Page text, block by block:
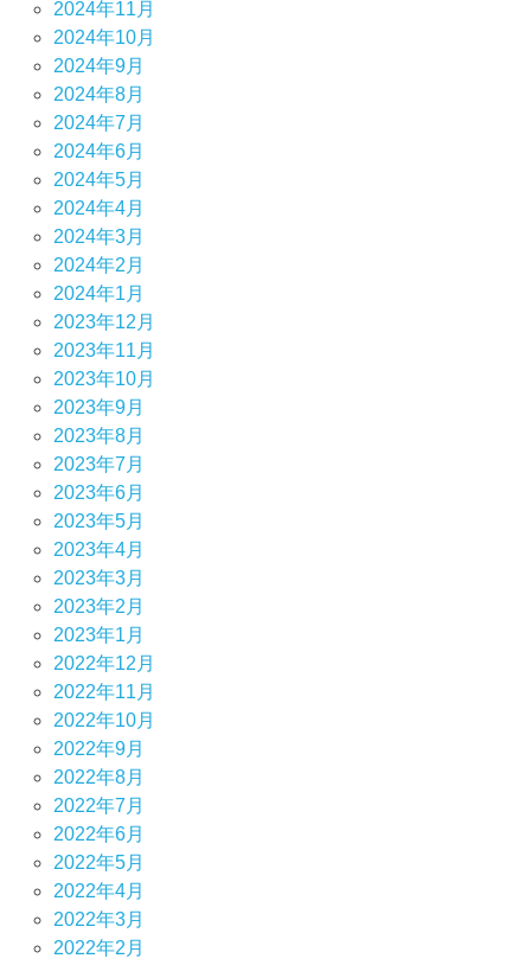
2024年11月
2024年10月
2024年9月
2024年8月
2024年7月
2024年6月
2024年5月
2024年4月
2024年3月
2024年2月
2024年1月
2023年12月
2023年11月
2023年10月
2023年9月
2023年8月
2023年7月
2023年6月
2023年5月
2023年4月
2023年3月
2023年2月
2023年1月
2022年12月
2022年11月
2022年10月
2022年9月
2022年8月
2022年7月
2022年6月
2022年5月
2022年4月
2022年3月
2022年2月